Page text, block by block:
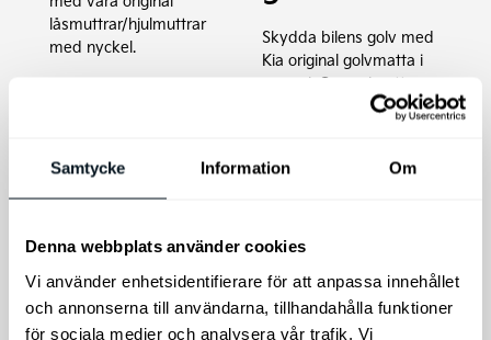
Samtycke Information Om
Denna webbplats använder cookies
Vi använder enhetsidentifierare för att anpassa innehållet
och annonserna till användarna, tillhandahålla funktioner
för sociala medier och analysera vår trafik. Vi
låsmuttrar/hjulmuttrar
med nyckel.
695kr
Lägg till i varukorg
Skydda bilens golv med
Kia original golvmatta i
gummi. Gummimattor
med exakt passform för
Lägg till i varukorg